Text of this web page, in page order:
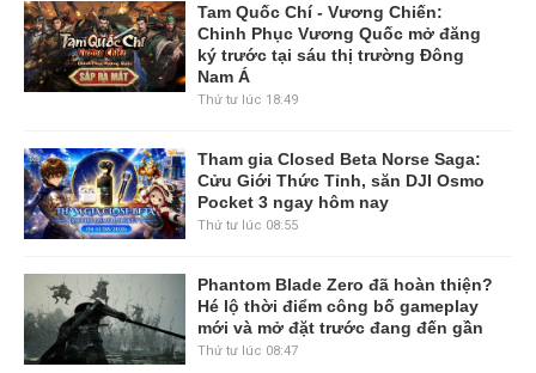
Tam Quốc Chí - Vương Chiến:
Chinh Phục Vương Quốc mở đăng
ký trước tại sáu thị trường Đông
Nam Á
Thứ tư lúc 18:49
Tham gia Closed Beta Norse Saga:
Cửu Giới Thức Tỉnh, săn DJI Osmo
Pocket 3 ngay hôm nay
Thứ tư lúc 08:55
Phantom Blade Zero đã hoàn thiện?
Hé lộ thời điểm công bố gameplay
mới và mở đặt trước đang đến gần
Thứ tư lúc 08:47